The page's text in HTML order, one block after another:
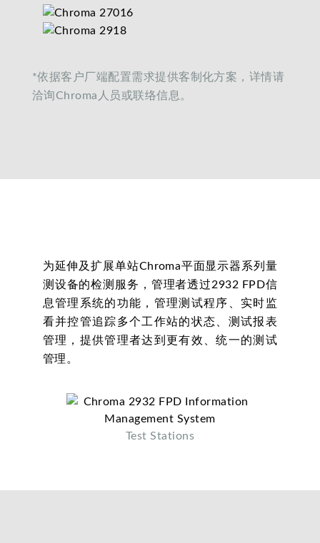
*依据客户厂端配置需求提供客制化方案，详情请
洽询Chroma人员或联络信息。
为延伸及扩展单站Chroma平面显示器系列量
测设备的检测服务，管理者透过2932 FPD信
息管理系统的功能，管理测试程序、实时监
看并控管追踪多个工作站的状态、测试报表
管理，提供管理者达到更有效、统一的测试
管理。
Test Stations